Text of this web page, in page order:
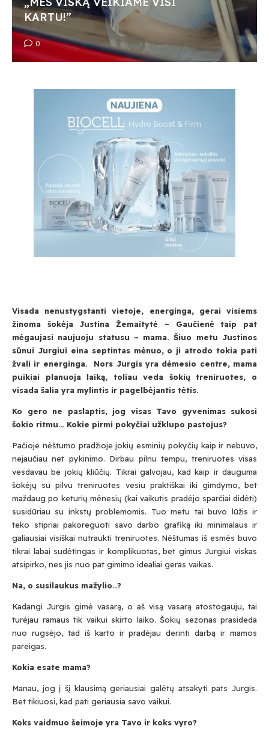
KARTU!”
0
Visada nenustygstanti vietoje, energinga, gerai visiems
žinoma šokėja Justina Žemaitytė – Gaučienė taip pat
mėgaujasi naujuoju statusu – mama. Šiuo metu Justinos
sūnui Jurgiui eina septintas mėnuo, o ji atrodo tokia pati
žvali ir energinga. Nors Jurgis yra dėmesio centre, mama
puikiai planuoja laiką, toliau veda šokių treniruotes, o
visada šalia yra mylintis ir pagelbėjantis tėtis.
Ko gero ne paslaptis, jog visas Tavo gyvenimas sukosi
šokio ritmu… Kokie pirmi pokyčiai užklupo pastojus?
Pačioje nėštumo pradžioje jokių esminių pokyčių kaip ir nebuvo,
nejaučiau net pykinimo. Dirbau pilnu tempu, treniruotes visas
vesdavau be jokių kliūčių. Tikrai galvojau, kad kaip ir dauguma
šokėjų su pilvu treniruotes vesiu praktiškai iki gimdymo, bet
maždaug po keturių mėnesių (kai vaikutis pradėjo sparčiai didėti)
susidūriau su inkstų problemomis. Tuo metu tai buvo lūžis ir
teko stipriai pakoreguoti savo darbo grafiką iki minimalaus ir
galiausiai visiškai nutraukti treniruotes. Nėštumas iš esmės buvo
tikrai labai sudėtingas ir komplikuotas, bet gimus Jurgiui viskas
atsipirko, nes jis nuo pat gimimo idealiai geras vaikas.
Na, o susilaukus mažylio..?
Kadangi Jurgis gimė vasarą, o aš visą vasarą atostogauju, tai
turėjau ramaus tik vaikui skirto laiko. Šokių sezonas prasideda
nuo rugsėjo, tad iš karto ir pradėjau derinti darbą ir mamos
pareigas.
Kokia esate mama?
Manau, jog į šį klausimą geriausiai galėtų atsakyti pats Jurgis.
Bet tikiuosi, kad pati geriausia savo vaikui.
Koks vaidmuo šeimoje yra Tavo ir koks vyro?